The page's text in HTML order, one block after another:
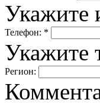
Укажите
Телефон: *
Укажите
Регион: